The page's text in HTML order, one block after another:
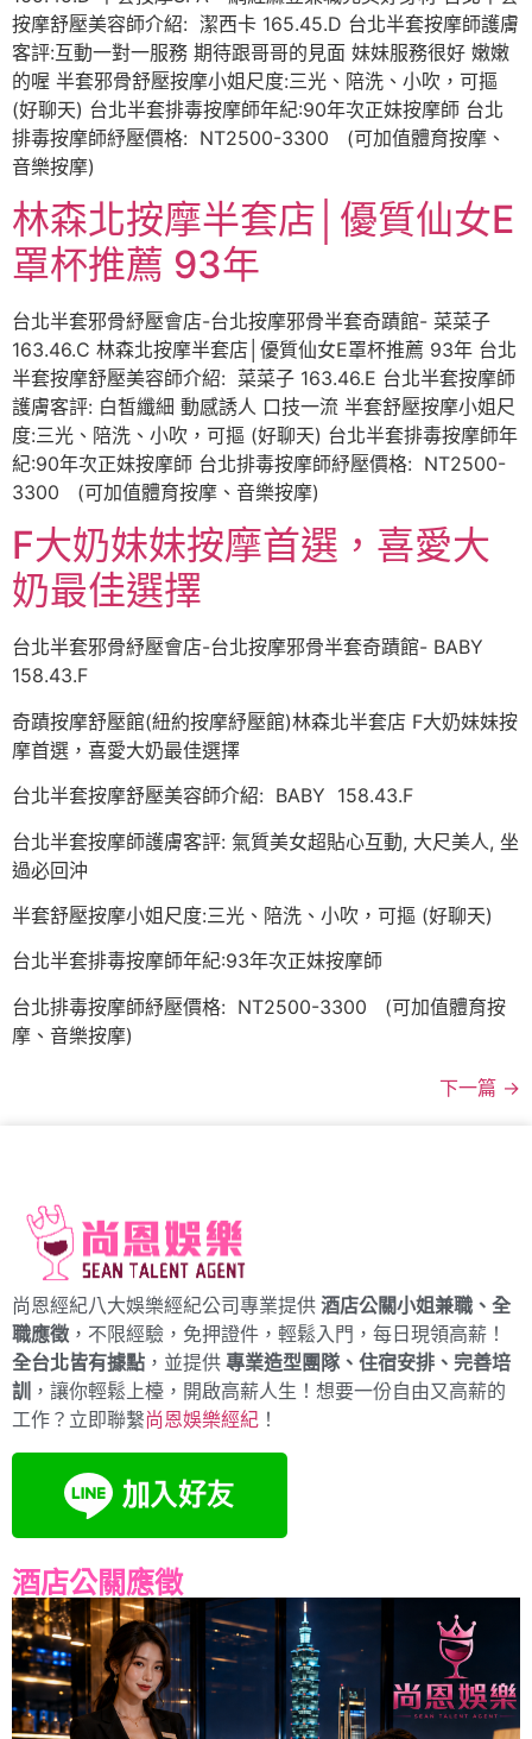
按摩舒壓美容師介紹: 潔西卡 165.45.D 台北半套按摩師護膚
客評:互動一對一服務 期待跟哥哥的見面 妹妹服務很好 嫩嫩
的喔 半套邪骨舒壓按摩小姐尺度:三光、陪洗、小吹，可摳
(好聊天) 台北半套排毒按摩師年紀:90年次正妹按摩師 台北
排毒按摩師紓壓價格: NT2500-3300 (可加值體育按摩、
音樂按摩)
林森北按摩半套店│優質仙女E
罩杯推薦 93年
台北半套邪骨紓壓會店-台北按摩邪骨半套奇蹟館- 菜菜子
163.46.C 林森北按摩半套店│優質仙女E罩杯推薦 93年 台北
半套按摩舒壓美容師介紹: 菜菜子 163.46.E 台北半套按摩師
護膚客評: 白皙纖細 動感誘人 口技一流 半套舒壓按摩小姐尺
度:三光、陪洗、小吹，可摳 (好聊天) 台北半套排毒按摩師年
紀:90年次正妹按摩師 台北排毒按摩師紓壓價格: NT2500-
3300 (可加值體育按摩、音樂按摩)
F大奶妹妹按摩首選，喜愛大
奶最佳選擇
台北半套邪骨紓壓會店-台北按摩邪骨半套奇蹟館- BABY
158.43.F
奇蹟按摩舒壓館(紐約按摩紓壓館)林森北半套店 F大奶妹妹按
摩首選，喜愛大奶最佳選擇
台北半套按摩舒壓美容師介紹: BABY 158.43.F
台北半套按摩師護膚客評: 氣質美女超貼心互動, 大尺美人, 坐
過必回沖
半套舒壓按摩小姐尺度:三光、陪洗、小吹，可摳 (好聊天)
台北半套排毒按摩師年紀:93年次正妹按摩師
台北排毒按摩師紓壓價格: NT2500-3300 (可加值體育按
摩、音樂按摩)
下一篇 →
尚恩經紀八大娛樂經紀公司專業提供 酒店公關小姐兼職、全
職應徵 ，不限經驗，免押證件，輕鬆入門，每日現領高薪！
全台北皆有據點 ，並提供 專業造型團隊、住宿安排、完善培
訓
，讓你輕鬆上檯，開啟高薪人生！想要一份自由又高薪的
工作？立即聯繫尚恩娛樂經紀 ！
酒店公關應徵